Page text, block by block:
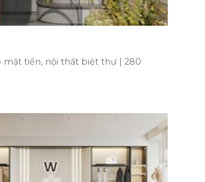
mặt tiền, nội thất biệt thự | 280